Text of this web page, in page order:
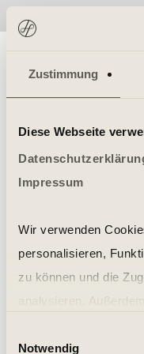
Zustimmung
Diese Webseite
Impressum
Wir verwenden
personalisieren,
zu können und die
soziale Medien,
Notwendig